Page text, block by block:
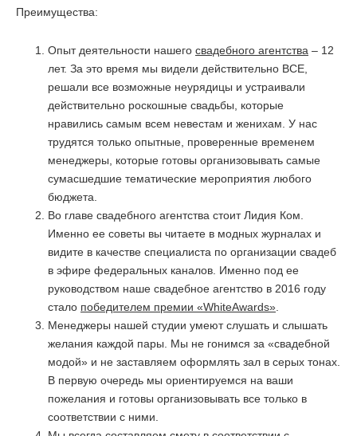
Преимущества:
Опыт деятельности нашего свадебного агентства – 12
лет. За это время мы видели действительно ВСЕ,
решали все возможные неурядицы и устраивали
действительно роскошные свадьбы, которые
нравились самым всем невестам и женихам. У нас
трудятся только опытные, проверенные временем
менеджеры, которые готовы организовывать самые
сумасшедшие тематические мероприятия любого
бюджета.
Во главе свадебного агентства стоит Лидия Ком.
Именно ее советы вы читаете в модных журналах и
видите в качестве специалиста по организации свадеб
в эфире федеральных каналов. Именно под ее
руководством наше свадебное агентство в 2016 году
стало победителем премии «WhiteAwards»
Менеджеры нашей студии умеют слушать и слышать
желания каждой пары. Мы не гонимся за «свадебной
модой» и не заставляем оформлять зал в серых тонах.
В первую очередь мы ориентируемся на ваши
пожелания и готовы организовывать все только в
соответствии с ними.